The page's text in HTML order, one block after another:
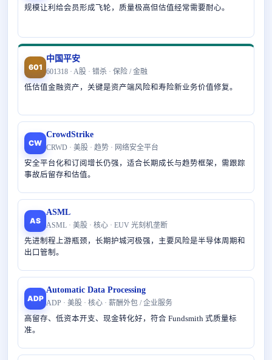
规模让利给会员形成飞轮，质量极高但估值经常需要耐心。
601
中国平安
601318 · A股 · 错杀 · 保险 / 金融
低估值金融资产，关键是资产端风险和寿险新业务价值修复。
CW
CrowdStrike
CRWD · 美股 · 趋势 · 网络安全平台
安全平台化和订阅增长仍强，适合长期成长与趋势框架，需跟踪
事故后留存和估值。
AS
ASML
ASML · 美股 · 核心 · EUV 光刻机垄断
先进制程上游瓶颈，长期护城河极强，主要风险是半导体周期和
出口管制。
ADP
Automatic Data Processing
ADP · 美股 · 核心 · 薪酬外包 / 企业服务
高留存、低资本开支、现金转化好，符合 Fundsmith 式质量标
准。